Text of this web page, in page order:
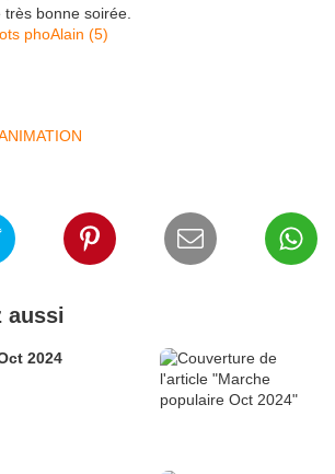
bonne soirée.
aussi
Marche populaire Oct 2024